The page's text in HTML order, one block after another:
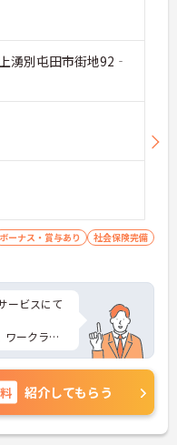
湧別屯田市街地92‐
ボーナス・賞与あり
社会保険完備
ービスにて
ワークライ
両立も叶い
など、さら
ご相談くだ
紹介してもらう